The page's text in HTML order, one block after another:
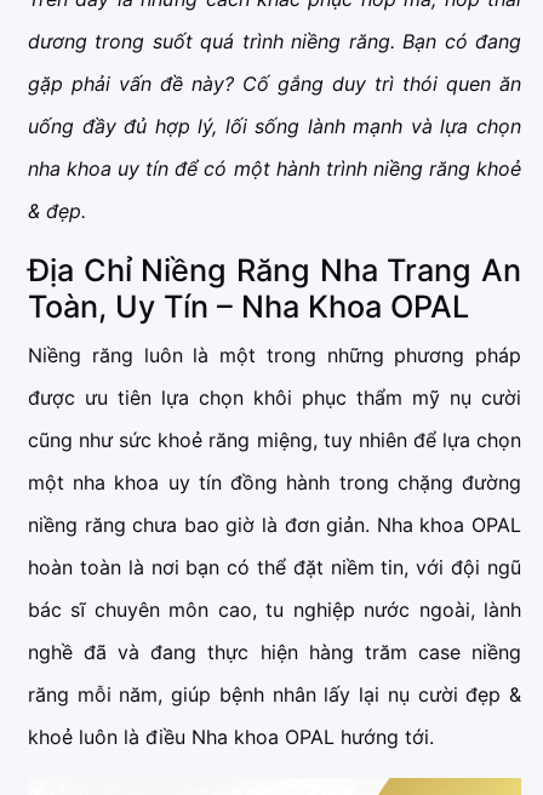
dương trong suốt quá trình niềng răng. Bạn có đang
gặp phải vấn đề này? Cố gắng duy trì thói quen ăn
uống đầy đủ hợp lý, lối sống lành mạnh và lựa chọn
nha khoa uy tín để có một hành trình niềng răng khoẻ
& đẹp.
Địa Chỉ Niềng Răng Nha Trang An
Toàn, Uy Tín – Nha Khoa OPAL
Niềng răng luôn là một trong những phương pháp
được ưu tiên lựa chọn khôi phục thẩm mỹ nụ cười
cũng như sức khoẻ răng miệng, tuy nhiên để lựa chọn
một nha khoa uy tín đồng hành trong chặng đường
niềng răng chưa bao giờ là đơn giản. Nha khoa OPAL
hoàn toàn là nơi bạn có thể đặt niềm tin, với đội ngũ
bác sĩ chuyên môn cao, tu nghiệp nước ngoài, lành
nghề đã và đang thực hiện hàng trăm case niềng
răng mỗi năm, giúp bệnh nhân lấy lại nụ cười đẹp &
khoẻ luôn là điều Nha khoa OPAL hướng tới.